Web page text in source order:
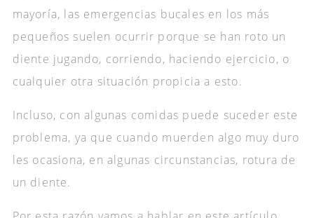
mayoría, las emergencias bucales en los más
pequeños suelen ocurrir porque se han roto un
diente jugando, corriendo, haciendo ejercicio, o
cualquier otra situación propicia a esto.
Incluso, con algunas comidas puede suceder este
problema, ya que cuando muerden algo muy duro
les ocasiona, en algunas circunstancias, rotura de
un diente.